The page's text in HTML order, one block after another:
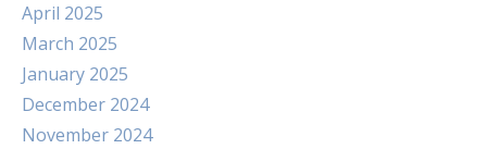
April 2025
March 2025
January 2025
December 2024
November 2024